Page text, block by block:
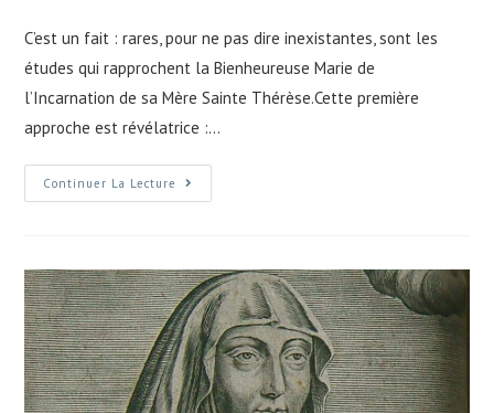
C’est un fait : rares, pour ne pas dire inexistantes, sont les
études qui rapprochent la Bienheureuse Marie de
l’Incarnation de sa Mère Sainte Thérèse.Cette première
approche est révélatrice :…
Continuer La Lecture